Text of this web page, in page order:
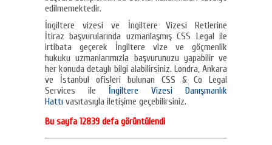
edilmemektedir.
İngiltere vizesi ve İngiltere Vizesi Retlerine
İtiraz başvurularında uzmanlaşmış CSS Legal ile
irtibata geçerek İngiltere vize ve göçmenlik
hukuku uzmanlarımızla başvurunuzu yapabilir ve
her konuda detaylı bilgi alabilirsiniz. Londra, Ankara
ve İstanbul ofisleri bulunan CSS & Co Legal
Services ile İngiltere Vizesi Danışmanlık
Hattı vasıtasıyla iletişime geçebilirsiniz.
Bu sayfa 12839 defa görüntülendi